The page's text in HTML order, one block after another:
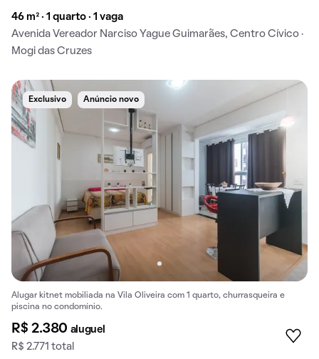
46 m² · 1 quarto · 1 vaga
Avenida Vereador Narciso Yague Guimarães, Centro Cívico ·
Mogi das Cruzes
Exclusivo Anúncio novo
Alugar kitnet mobiliada na Vila Oliveira com 1 quarto, churrasqueira e
piscina no condomínio.
R$ 2.380 aluguel
R$ 2.771 total